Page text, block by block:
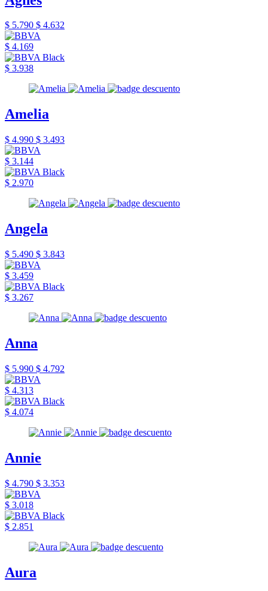
$ 5.790 $ 4.632
$ 4.169
$ 3.938
Amelia
$ 4.990 $ 3.493
$ 3.144
$ 2.970
Angela
$ 5.490 $ 3.843
$ 3.459
$ 3.267
Anna
$ 5.990 $ 4.792
$ 4.313
$ 4.074
Annie
$ 4.790 $ 3.353
$ 3.018
$ 2.851
Aura